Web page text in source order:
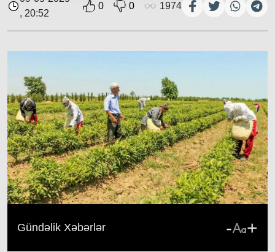
, 20:52
0 0 1974
Gündəlik Xəbərlər - +